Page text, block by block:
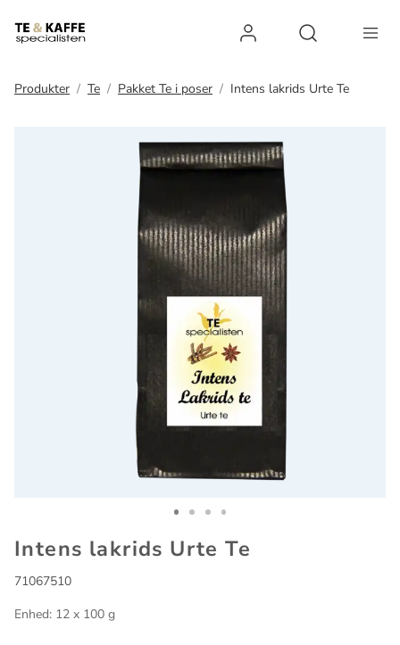
Log ind
Produkter Te Pakket Te i poser Intens lakrids Urte Te
Intens lakrids Urte Te
71067510
Enhed: 12 x 100 g